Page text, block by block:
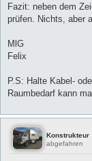
Fazit: neben dem
prüfen. Nichts, aber
MlG
Felix
P.S: Halte Kabel-
Raumbedarf kann
Konstrukteur
abgefahren